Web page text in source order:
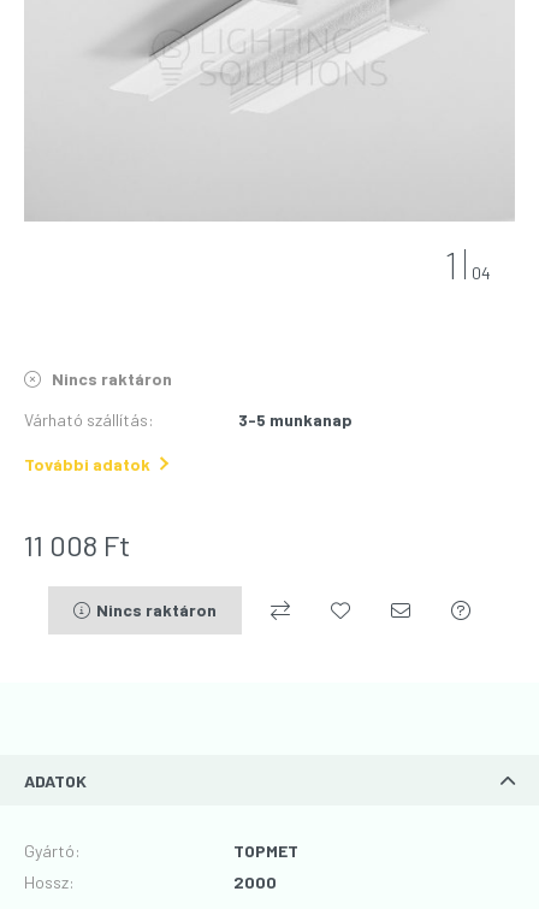
1 04
Nincs raktáron
Várható szállítás: 3-5 munkanap
További adatok
11 008 Ft
Nincs raktáron
ADATOK
Gyártó:
TOPMET
Hossz: 2000